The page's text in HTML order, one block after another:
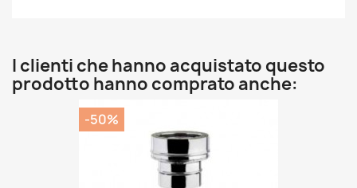
I clienti che hanno acquistato questo
prodotto hanno comprato anche:
-50%